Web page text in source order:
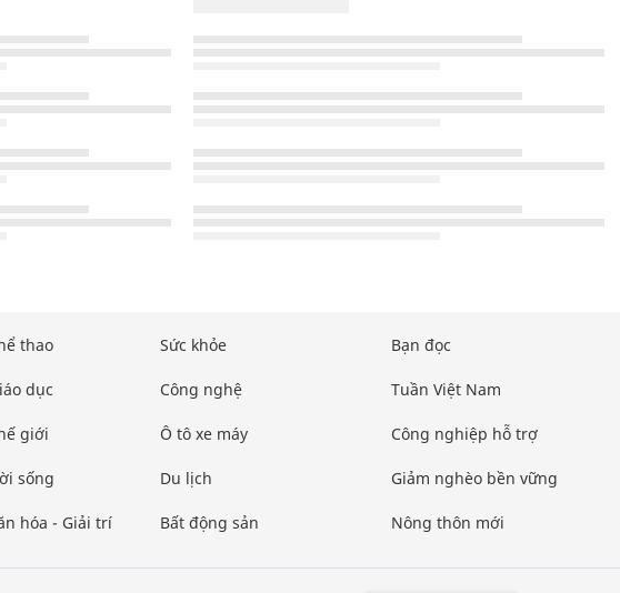
thao
dục
giới
sống
hóa - Giải trí
Sức khỏe
Công nghệ
Ô tô xe máy
Du lịch
Bất động sản
Bạn đọc
Tuần Việt Nam
Công nghiệp hỗ trợ
Giảm nghèo bền vững
Nông thôn mới